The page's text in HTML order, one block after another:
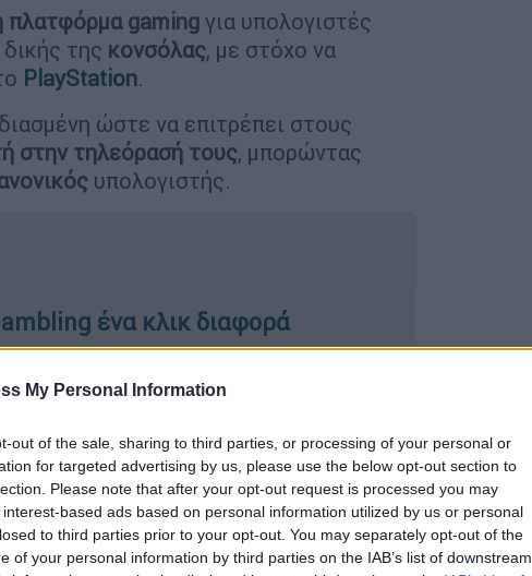
My Personal Information
out of the sale, sharing to third parties, or processing of your personal or
for targeted advertising by us, please use the below opt-out section to
Please note that after your opt-out request is processed you may
based ads based on personal information utilized by us or personal
to third parties prior to your opt-out. You may separately opt-out of the
of your personal information by third parties on the IAB’s list of downstream
πλατφόρμα gaming για υπολογιστές
της κονσόλας, με στόχο να
PlayStation.
ώστε να επιτρέπει στους
στην τηλεόρασή τους, μπορώντας
υπολογιστής.
ένα κλικ διαφορά
ομάδες διεκδικούν θέση
κάποιον τρόπο για τονδιάδοχοτης